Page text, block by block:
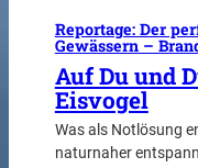
Reportage: Der
Gewässern –
Auf Du und
Eisvogel
Was als Notlösung
naturnaher